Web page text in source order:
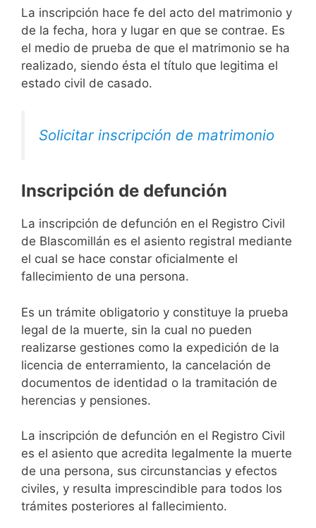
La inscripción hace fe del acto del matrimonio y
de la fecha, hora y lugar en que se contrae. Es
el medio de prueba de que el matrimonio se ha
realizado, siendo ésta el título que legitima el
estado civil de casado.
Solicitar inscripción de matrimonio
Inscripción de defunción
La inscripción de defunción en el Registro Civil
de Blascomillán es el asiento registral mediante
el cual se hace constar oficialmente el
fallecimiento de una persona.
Es un trámite obligatorio y constituye la prueba
legal de la muerte, sin la cual no pueden
realizarse gestiones como la expedición de la
licencia de enterramiento, la cancelación de
documentos de identidad o la tramitación de
herencias y pensiones.
La inscripción de defunción en el Registro Civil
es el asiento que acredita legalmente la muerte
de una persona, sus circunstancias y efectos
civiles, y resulta imprescindible para todos los
trámites posteriores al fallecimiento.